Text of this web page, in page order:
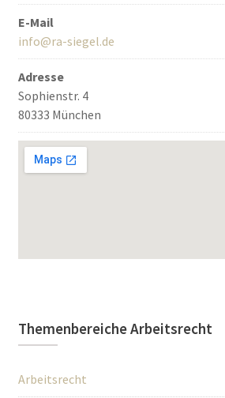
E-Mail
info@ra-siegel.de
Adresse
Sophienstr. 4
80333 München
Themenbereiche Arbeitsrecht
Arbeitsrecht